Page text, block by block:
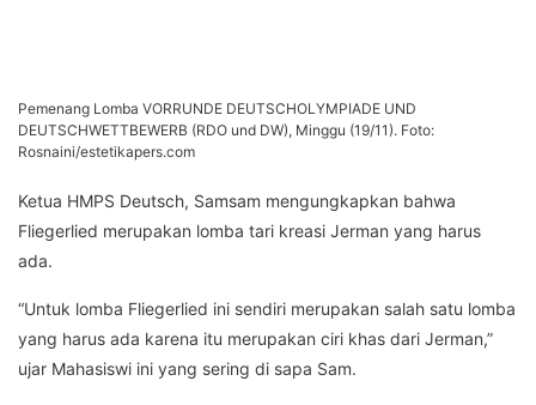
Pemenang Lomba VORRUNDE DEUTSCHOLYMPIADE UND
DEUTSCHWETTBEWERB (RDO und DW), Minggu (19/11). Foto:
Rosnaini/estetikapers.com
Ketua HMPS Deutsch, Samsam mengungkapkan bahwa
Fliegerlied merupakan lomba tari kreasi Jerman yang harus
ada.
“Untuk lomba Fliegerlied ini sendiri merupakan salah satu lomba
yang harus ada karena itu merupakan ciri khas dari Jerman,”
ujar Mahasiswi ini yang sering di sapa Sam.